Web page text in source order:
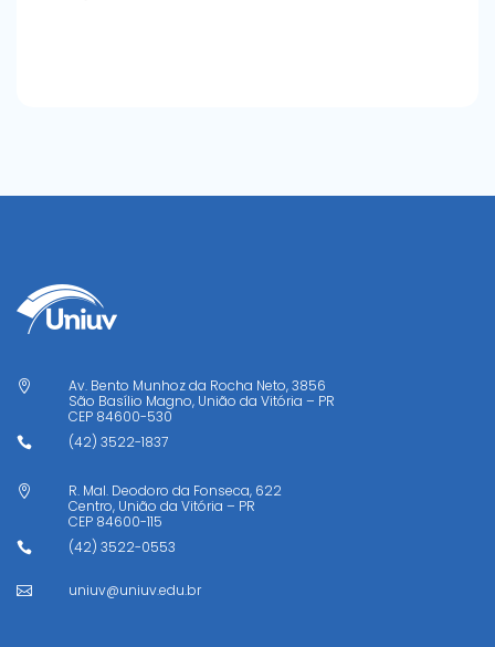

Av. Bento Munhoz da Rocha Neto, 3856
São Basílio Magno, União da Vitória – PR
CEP 84600-530
 (42) 3522-1837

R. Mal. Deodoro da Fonseca, 622
Centro, União da Vitória – PR
CEP 84600-115
 (42) 3522-0553
 uniuv@uniuv.edu.br